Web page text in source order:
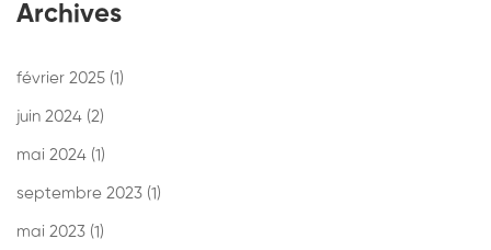
Archives
février 2025 (1)
juin 2024 (2)
mai 2024 (1)
septembre 2023 (1)
mai 2023 (1)